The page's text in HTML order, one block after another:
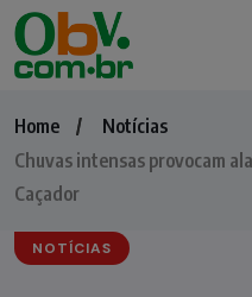
Home
Notícias
Chuvas intensas provocam
Caçador
NOTÍCIAS